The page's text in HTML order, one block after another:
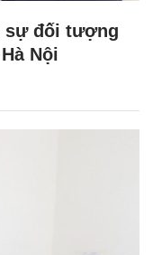
sự đối tượng
Nội